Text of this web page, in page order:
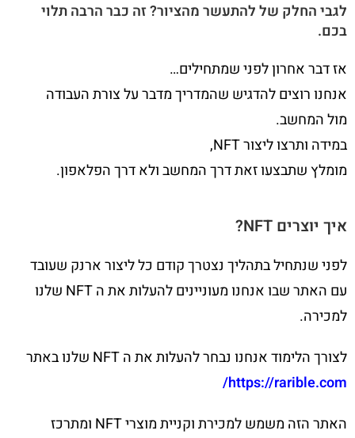
לגבי החלק של להתעשר מהציור? זה כבר הרבה תלוי
בכם.
אז דבר אחרון לפני שמתחילים…
אנחנו רוצים להדגיש שהמדריך מדבר על צורת העבודה
מול המחשב.
במידה ותרצו ליצור NFT,
מומלץ שתבצעו זאת דרך המחשב ולא דרך הפלאפון.
איך יוצרים NFT
?
לפני שנתחיל בתהליך נצטרך קודם כל ליצור ארנק שעובד
עם האתר שבו אנחנו מעוניינים להעלות את ה NFT שלנו
למכירה.
לצורך הלימוד אנחנו נבחר להעלות את ה NFT שלנו באתר
https://rarible.com/
האתר הזה משמש למכירת וקניית מוצרי NFT ומתרכז